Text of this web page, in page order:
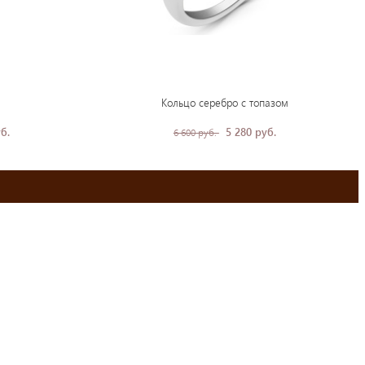
Кольцо серебро с топазом
6 600 руб. 5 280 руб.